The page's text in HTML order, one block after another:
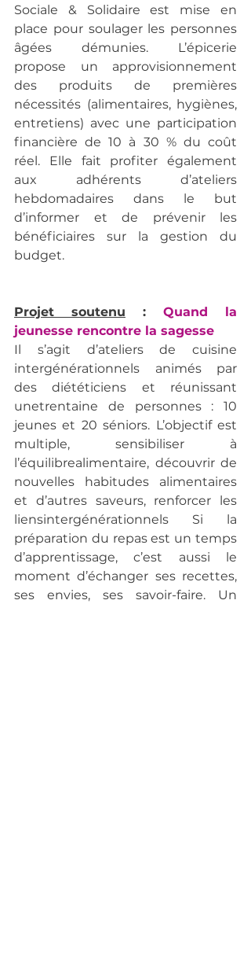
Sociale & Solidaire est mise en
place pour soulager les personnes
âgées démunies. L’épicerie
propose un approvisionnement
des produits de premières
nécessités (alimentaires, hygiènes,
entretiens) avec une participation
financière de 10 à 30 % du coût
réel. Elle fait profiter également
aux adhérents d’ateliers
hebdomadaires dans le but
d’informer et de prévenir les
bénéficiaires sur la gestion du
budget.
Projet soutenu : Quand la
jeunesse rencontre la sagesse
Il s’agit d’ateliers de cuisine
intergénérationnels animés par
des diététiciens et réunissant
unetrentaine de personnes : 10
jeunes et 20 séniors. L’objectif est
multiple, sensibiliser à
l’équilibrealimentaire, découvrir de
nouvelles habitudes alimentaires
et d’autres saveurs, renforcer les
liensintergénérationnels Si la
préparation du repas est un temps
d’apprentissage, c’est aussi le
moment d’échanger ses recettes,
ses envies, ses savoir-faire. Un